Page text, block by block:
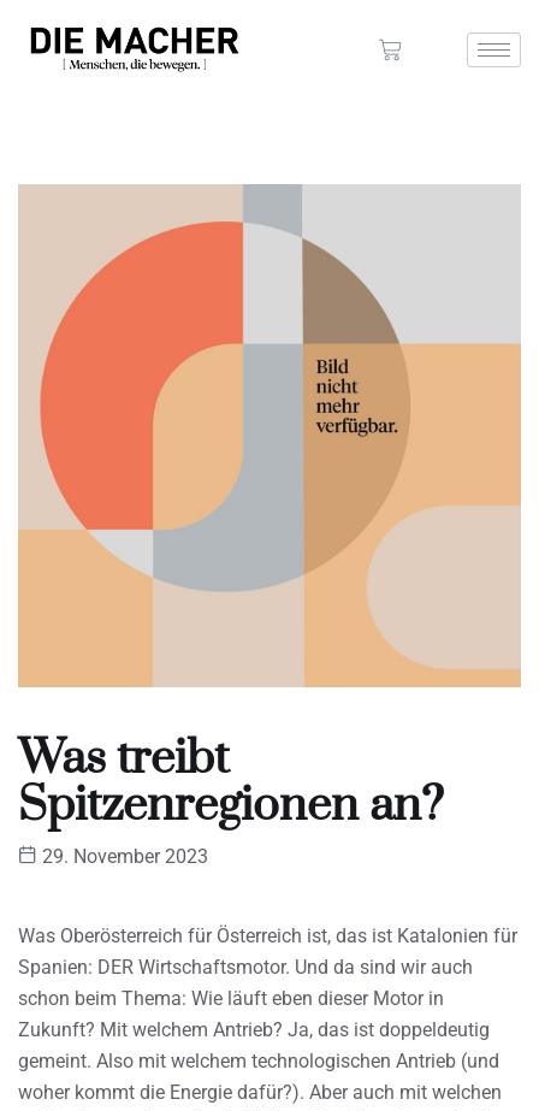
Was treibt
Spitzenregionen an?
29. November 2023
Was Oberösterreich für Österreich ist, das ist Katalonien für
Spanien: DER Wirtschaftsmotor. Und da sind wir auch
schon beim Thema: Wie läuft eben dieser Motor in
Zukunft? Mit welchem Antrieb? Ja, das ist doppeldeutig
gemeint. Also mit welchem technologischen Antrieb (und
woher kommt die Energie dafür?). Aber auch mit welchen